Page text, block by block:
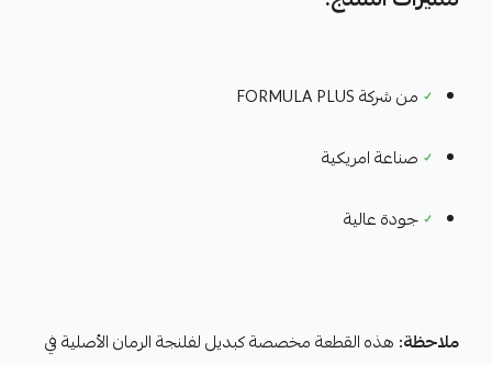
✓ من شركة FORMULA PLUS
✓ صناعة امريكية
✓جودة عالية
ملاحظة: هذه القطعة مخصصة كبديل لفلنجة الرمان الأصلية في